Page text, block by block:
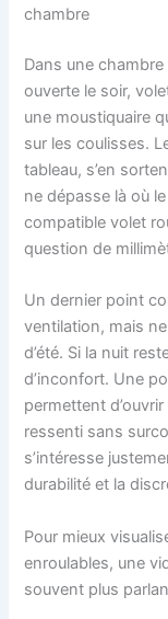
chambre
Dans une
ouverte le soir,
une moustiquaire
sur les coulisses.
tableau, s’en
ne dépasse là où
compatible volet
question de
Un dernier point
ventilation, mais
d’été. Si la nuit
d’inconfort. Une
permettent
ressenti sans
s’intéresse
durabilité et la
Pour mieux
enroulables, une
souvent plus